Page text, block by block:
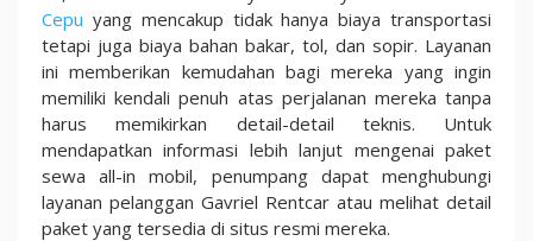
Cepu yang mencakup tidak hanya biaya transportasi
tetapi juga biaya bahan bakar, tol, dan sopir. Layanan
ini memberikan kemudahan bagi mereka yang ingin
memiliki kendali penuh atas perjalanan mereka tanpa
harus memikirkan detail-detail teknis. Untuk
mendapatkan informasi lebih lanjut mengenai paket
sewa all-in mobil, penumpang dapat menghubungi
layanan pelanggan Gavriel Rentcar atau melihat detail
paket yang tersedia di situs resmi mereka.